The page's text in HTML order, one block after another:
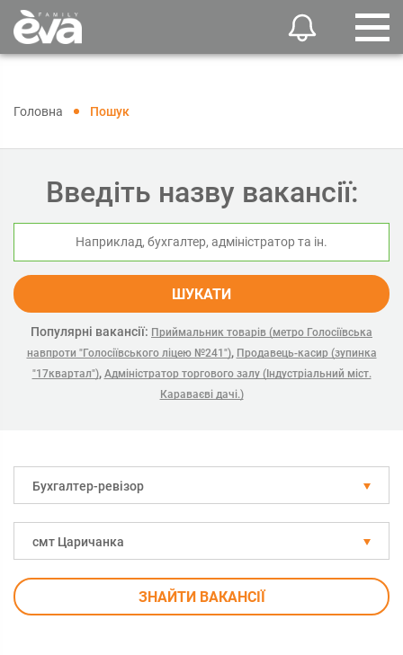
Головна Пошук
Введіть назву вакансії:
ШУКАТИ
Популярні вакансії: Приймальник товарів (метро Голосіївська
навпроти "Голосіївського ліцею №241"), Продавець-касир (зупинка
"17квартал"), Адміністратор торгового залу (Індустріальний міст.
Караваєві дачі.)
Бухгалтер-ревізор
смт Царичанка
ЗНАЙТИ ВАКАНСІЇ